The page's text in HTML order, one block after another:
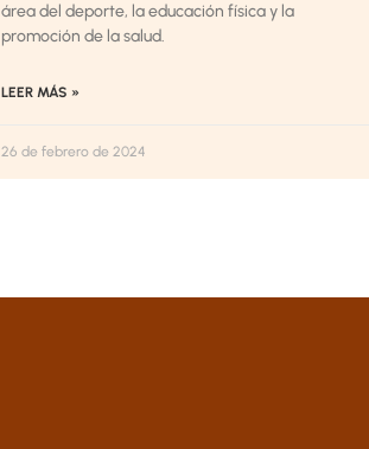
área del deporte, la educación física y la
promoción de la salud.
LEER MÁS »
26 de febrero de 2024